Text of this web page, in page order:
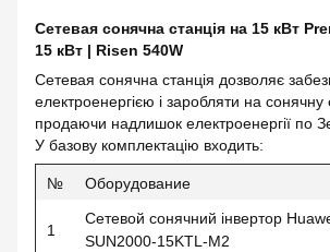
Сетевая сонячна станція на 15 кВт
15 кВт | Risen 540W
Сетевая сонячна станція дозволяє
електроенергією і заробляти на сонячну
продаючи надлишок електроенергії по
У базову комплектацію входить:
№ Оборудование
1
Сетевой сонячний інвертор
SUN2000-15KTL-M2